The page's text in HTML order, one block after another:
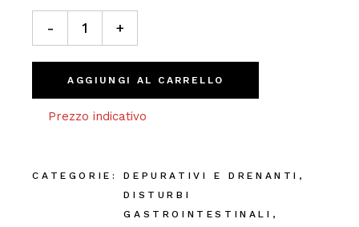
ORIGINALE
ERA:
€17.00.
ATTUALE
€13.60.
ProFito VSB Gocce 50ml quantity
- +
AGGIUNGI AL CARRELLO
Prezzo indicativo
CATEGORIE: DEPURATIVI E DRENANTI ,
DISTURBI
GASTROINTESTINALI ,